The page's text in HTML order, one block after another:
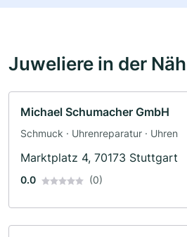
Juweliere in der
Michael Schumacher GmbH
Schmuck · Uhrenreparatur · Uhren
Marktplatz 4, 70173 Stuttgart
0.0 (0)